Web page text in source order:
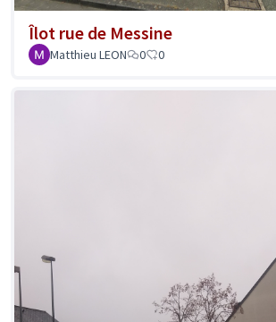
Îlot rue de Messine
Matthieu LEON 0 0